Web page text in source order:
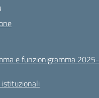
e funzionigramma 2025-